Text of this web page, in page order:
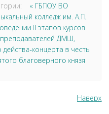
« ГБПОУ ВО
колледж им. А.П.
II этапов курсов
ДМШ,
концерта в честь
благоверного князя
Наверх